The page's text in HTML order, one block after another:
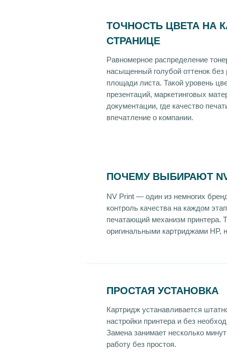
ТОЧНОСТЬ ЦВЕТА НА
СТРАНИЦЕ
Равномерное распределение
насыщенный голубой оттенок без
площади листа. Такой уровень
презентаций, маркетинговых
документации, где качество
впечатление о компании.
ПОЧЕМУ ВЫБИРАЮТ NV
NV Print — один из немногих
контроль качества на каждом
печатающий механизм принтера.
оригинальными картриджами HP,
ПРОСТАЯ УСТАНОВКА
Картридж устанавливается
настройки принтера и без
Замена занимает несколько
работу без простоя.